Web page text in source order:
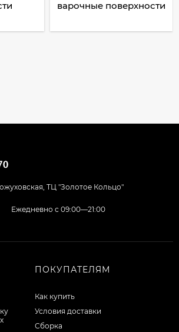
варочные поверхности
ТЦ "Золотое Кольцо"
Ежедневно с 09:00—21:00
ПОКУПАТЕЛЯМ
Как купить
Условия доставки
Сборка